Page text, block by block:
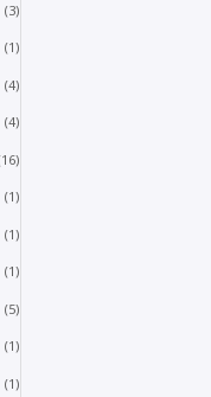
3
1
4
4
16
1
1
1
5
1
1